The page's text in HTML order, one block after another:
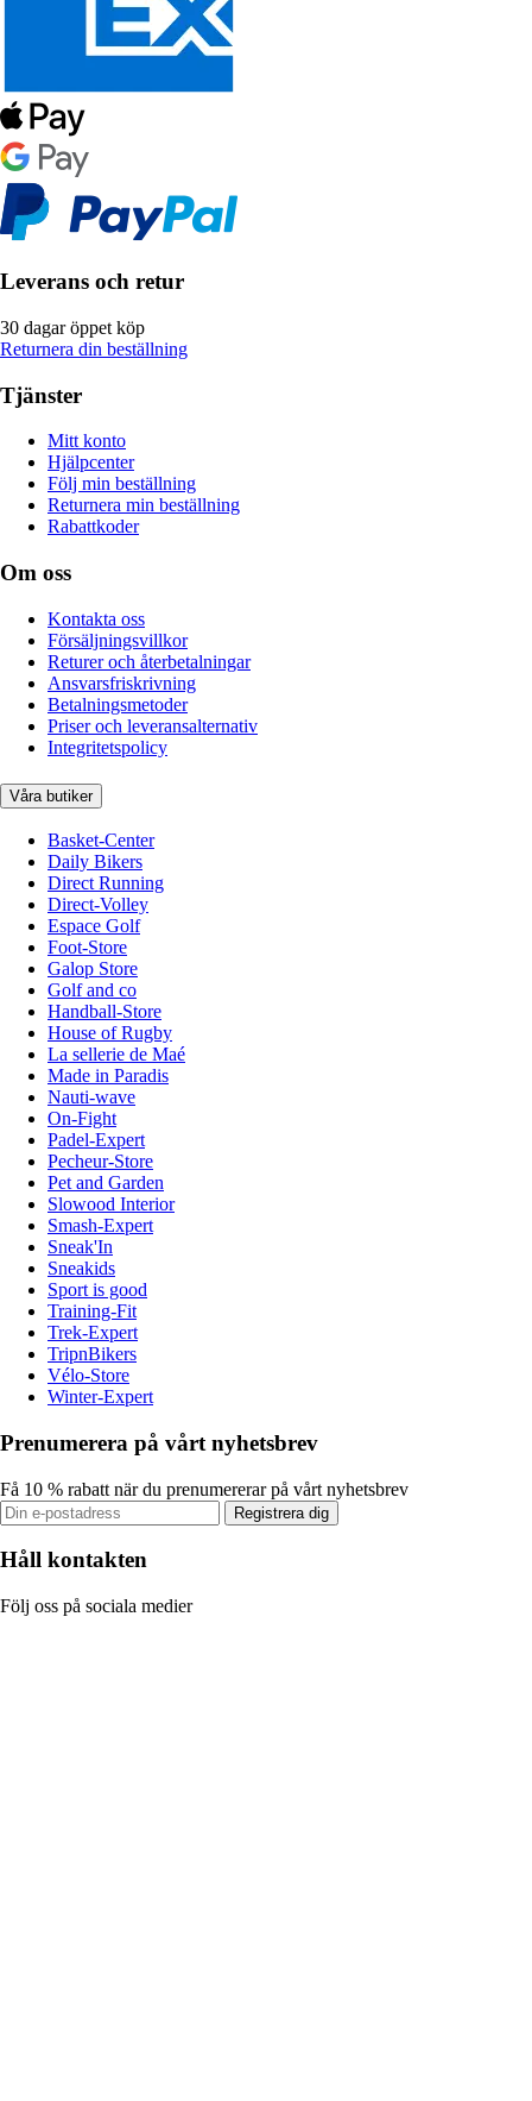
Leverans och retur
30 dagar öppet köp
Returnera din beställning
Tjänster
Mitt konto
Hjälpcenter
Följ min beställning
Returnera min beställning
Rabattkoder
Om oss
Kontakta oss
Försäljningsvillkor
Returer och återbetalningar
Ansvarsfriskrivning
Betalningsmetoder
Priser och leveransalternativ
Integritetspolicy
Våra butiker
Basket-Center
Daily Bikers
Direct Running
Direct-Volley
Espace Golf
Foot-Store
Galop Store
Golf and co
Handball-Store
House of Rugby
La sellerie de Maé
Made in Paradis
Nauti-wave
On-Fight
Padel-Expert
Pecheur-Store
Pet and Garden
Slowood Interior
Smash-Expert
Sneak'In
Sneakids
Sport is good
Training-Fit
Trek-Expert
TripnBikers
Vélo-Store
Winter-Expert
Prenumerera på vårt nyhetsbrev
Få 10 % rabatt när du prenumererar på vårt nyhetsbrev
Registrera dig
Håll kontakten
Följ oss på sociala medier